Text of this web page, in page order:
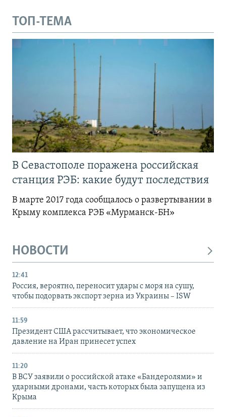
ТОП-ТЕМА
В Севастополе поражена российская
станция РЭБ: какие будут последствия
В марте 2017 года сообщалось о развертывании в
Крыму комплекса РЭБ «Мурманск-БН»
НОВОСТИ
12:41
Россия, вероятно, переносит удары с моря на сушу,
чтобы подорвать экспорт зерна из Украины – ISW
11:59
Президент США рассчитывает, что экономическое
давление на Иран принесет успех
11:20
В ВСУ заявили о российской атаке «Бандеролями» и
ударными дронами, часть которых была запущена из
Крыма